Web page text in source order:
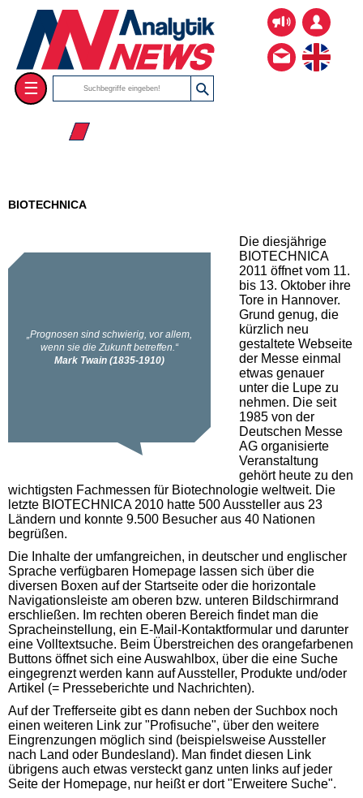
☰
☰ 2011
BIOTECHNICA
Die diesjährige
BIOTECHNICA
2011 öffnet vom 11.
bis 13. Oktober ihre
Tore in Hannover.
Grund genug, die
kürzlich neu
gestaltete Webseite
der Messe einmal
etwas genauer
unter die Lupe zu
nehmen. Die seit
1985 von der
Deutschen Messe
AG organisierte
Veranstaltung
gehört heute zu den
wichtigsten Fachmessen für Biotechnologie weltweit. Die
letzte BIOTECHNICA 2010 hatte 500 Aussteller aus 23
Ländern und konnte 9.500 Besucher aus 40 Nationen
begrüßen.
Die Inhalte der umfangreichen, in deutscher und englischer
Sprache verfügbaren Homepage lassen sich über die
diversen Boxen auf der Startseite oder die horizontale
Navigationsleiste am oberen bzw. unteren Bildschirmrand
erschließen. Im rechten oberen Bereich findet man die
Spracheinstellung, ein E-Mail-Kontaktformular und darunter
eine Volltextsuche. Beim Überstreichen des orangefarbenen
Buttons öffnet sich eine Auswahlbox, über die eine Suche
eingegrenzt werden kann auf Aussteller, Produkte und/oder
Artikel (= Presseberichte und Nachrichten).
Auf der Trefferseite gibt es dann neben der Suchbox noch
einen weiteren Link zur "Profisuche", über den weitere
Eingrenzungen möglich sind (beispielsweise Aussteller
nach Land oder Bundesland). Man findet diesen Link
übrigens auch etwas versteckt ganz unten links auf jeder
Seite der Homepage, nur heißt er dort "Erweitere Suche".